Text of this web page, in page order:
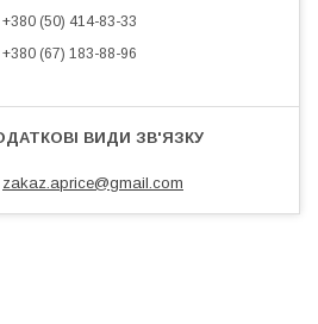
+380 (50) 414-83-33
+380 (67) 183-88-96
zakaz.aprice@gmail.com